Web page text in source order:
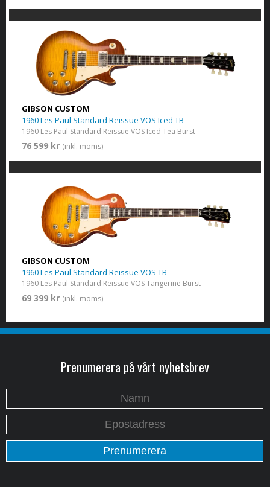
GIBSON CUSTOM
1960 Les Paul Standard Reissue VOS Iced TB
1960 Les Paul Standard Reissue VOS Iced Tea Burst
76 599 kr (inkl. moms)
GIBSON CUSTOM
1960 Les Paul Standard Reissue VOS TB
1960 Les Paul Standard Reissue VOS Tangerine Burst
69 399 kr (inkl. moms)
Prenumerera på vårt nyhetsbrev